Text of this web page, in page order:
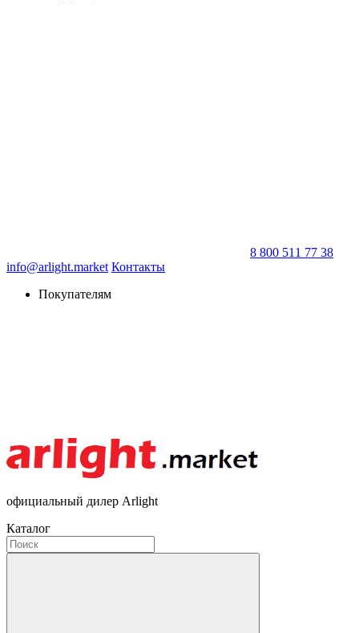
8 800 511 77 38
info@arlight.market Контакты
Покупателям
официальный дилер Arlight
Каталог